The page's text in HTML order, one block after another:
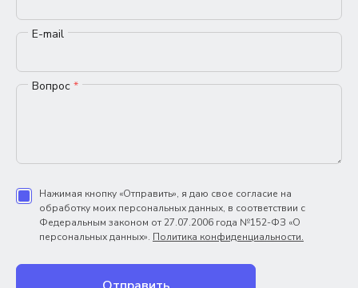
E-mail
Вопрос *
Нажимая кнопку «Отправить», я даю свое согласие на
обработку моих персональных данных, в соответствии с
Федеральным законом от 27.07.2006 года №152-ФЗ «О
персональных данных». Политика конфиденциальности.